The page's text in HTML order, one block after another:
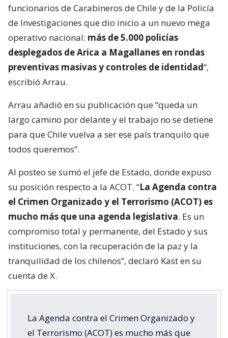
funcionarios de Carabineros de Chile y de la Policía
de Investigaciones que dio inicio a un nuevo mega
operativo nacional: más de 5.000 policías
desplegados de Arica a Magallanes en rondas
preventivas masivas y controles de identidad“,
escribió Arrau.
Arrau añadió en su publicación que “queda un
largo camino por delante y el trabajo no se detiene
para que Chile vuelva a ser ese país tranquilo que
todos queremos”.
Al posteo se sumó el jefe de Estado, donde expuso
su posición respecto a la ACOT. “La Agenda contra
el Crimen Organizado y el Terrorismo (ACOT) es
mucho más que una agenda legislativa. Es un
compromiso total y permanente, del Estado y sus
instituciones, con la recuperación de la paz y la
tranquilidad de los chilenos”, declaró Kast en su
cuenta de X.
La Agenda contra el Crimen Organizado y
el Terrorismo (ACOT) es mucho más que